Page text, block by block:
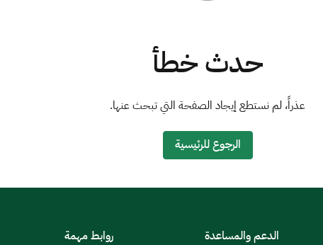
حدث خطأ
عذراً، لم نستطع إيجاد الصفحة التي تبحث عنها.
الرجوع للرئيسية
الدعم والمساعدة روابط مهمة